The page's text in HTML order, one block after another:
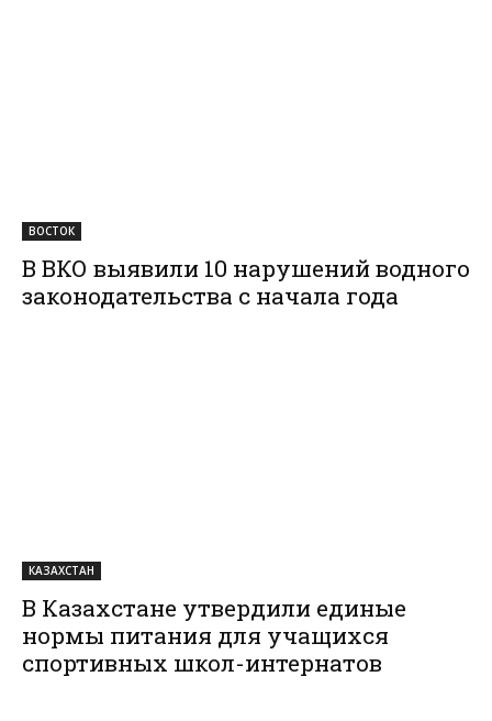
ВОСТОК
В ВКО выявили 10 нарушений водного
законодательства с начала года
КАЗАХСТАН
В Казахстане утвердили единые
нормы питания для учащихся
спортивных школ-интернатов